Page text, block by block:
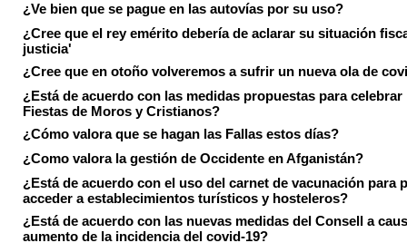
¿Ve bien que se pague en las autovías por su uso?
¿Cree que el rey emérito debería de aclarar su situación
justicia'
¿Cree que en otoño volveremos a sufrir un nueva ola de
¿Está de acuerdo con las medidas propuestas para celebrar
Fiestas de Moros y Cristianos?
¿Cómo valora que se hagan las Fallas estos días?
¿Como valora la gestión de Occidente en Afganistán?
¿Está de acuerdo con el uso del carnet de vacunación para
acceder a establecimientos turísticos y hosteleros?
¿Está de acuerdo con las nuevas medidas del Consell a
aumento de la incidencia del covid-19?